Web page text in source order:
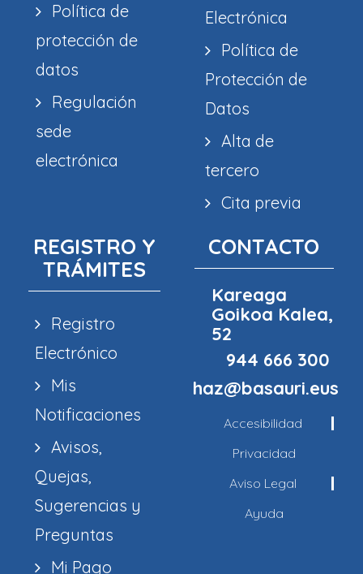
Política de
protección de
datos
Regulación
sede
electrónica
Electrónica
Política de
Protección de
Datos
Alta de
tercero
Cita previa
REGISTRO Y
TRÁMITES
Registro
Electrónico
Mis
Notificaciones
Avisos,
Quejas,
Sugerencias y
Preguntas
Mi Pago
CONTACTO
Kareaga
Goikoa Kalea,
52
944 666 300
haz@basauri.eus
Accesibilidad
Privacidad
Aviso Legal
Ayuda